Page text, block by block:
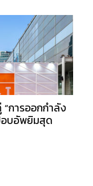
การออกกำลัง
อบอัพยิมสุด